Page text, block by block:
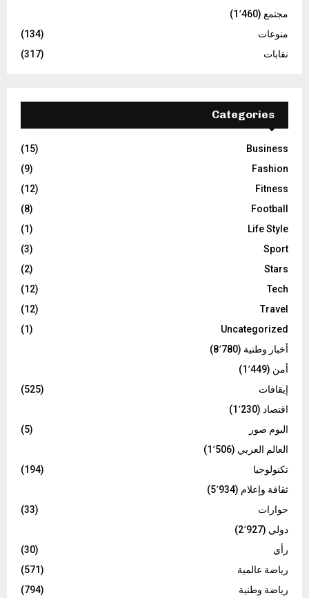
مجتمع (1٬460)
منوعات
(134)
نقابات
(317)
Categories
Business
(15)
Fashion
(9)
Fitness
(12)
Football
(8)
Life Style
(1)
Sport
(3)
Stars
(2)
Tech
(12)
Travel
(12)
Uncategorized
(1)
أخبار وطنية (8٬780)
أمن (1٬449)
إيقافات
(525)
اقتصاد (1٬230)
البوم صور
(5)
العالم العربي (1٬506)
تكنولوجيا
(194)
ثقافة وإعلام (5٬934)
حوارات
(33)
دولي (2٬927)
رأي
(30)
رياضة عالمية
(571)
رياضة وطنية
(794)